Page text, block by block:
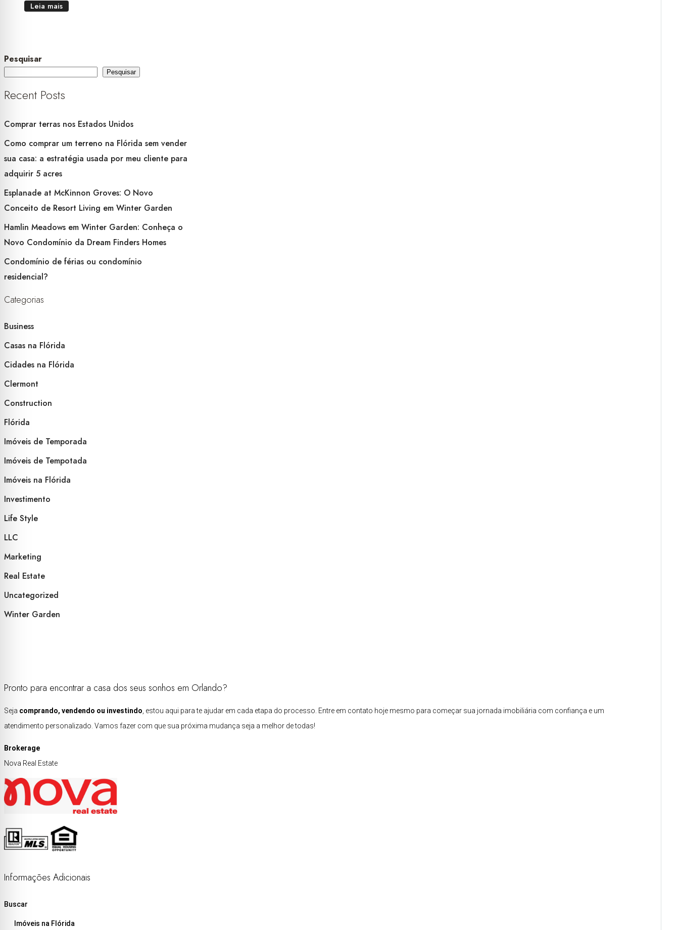
Leia mais
Pesquisar
Pesquisar
Recent Posts
Comprar terras nos Estados Unidos
Como comprar um terreno na Flórida sem vender
sua casa: a estratégia usada por meu cliente para
adquirir 5 acres
Esplanade at McKinnon Groves: O Novo
Conceito de Resort Living em Winter Garden
Hamlin Meadows em Winter Garden: Conheça o
Novo Condomínio da Dream Finders Homes
Condomínio de férias ou condomínio
residencial?
Categorias
Business
Casas na Flórida
Cidades na Flórida
Clermont
Construction
Flórida
Imóveis de Temporada
Imóveis de Tempotada
Imóveis na Flórida
Investimento
Life Style
LLC
Marketing
Real Estate
Uncategorized
Winter Garden
Pronto para encontrar a casa dos seus sonhos em Orlando?
Seja comprando, vendendo ou investindo , estou aqui para te ajudar em cada etapa do processo. Entre em contato hoje mesmo para começar sua jornada imobiliária com confiança e um
atendimento personalizado. Vamos fazer com que sua próxima mudança seja a melhor de todas!
Brokerage
Nova Real Estate
Informações Adicionais
Buscar
Imóveis na Flórida